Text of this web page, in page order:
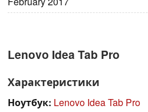
Lenovo Idea Tab Pro
Характеристики
Ноутбук: Lenovo Idea Tab Pro